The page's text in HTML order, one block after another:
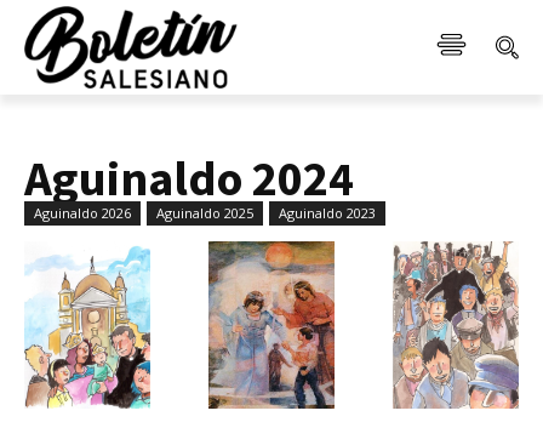
Aguinaldo 2024
Aguinaldo 2026 Aguinaldo 2025 Aguinaldo 2023